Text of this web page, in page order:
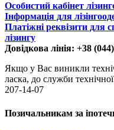
Особистий кабінет
Інформація для
Платіжні реквізити для
лізингу
Довідкова лінія: +38
Якщо у Вас виникли
ласка, до служби
207-14-07
Позичальникам за